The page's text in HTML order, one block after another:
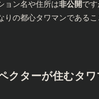
ョン名や住所は非公開です
りの都心タワマンであるこ
クターが住むタワ